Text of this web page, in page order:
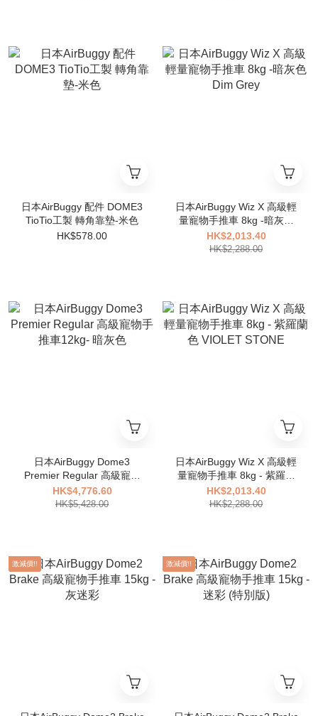
日本AirBuggy 配件 DOME3
TioTio工製 轉角靠墊-米色
HK$578.00
日本AirBuggy Wiz X 高級輕
量寵物手推車 8kg -暗灰色
Dim Grey
HK$2,013.40
HK$2,288.00
日本AirBuggy Dome3
Premier Regular 高級寵物
手推車12kg- 暗灰色
HK$4,776.60
HK$5,428.00
日本AirBuggy Wiz X 高級輕
量寵物手推車 8kg - 紫羅蘭
色 VIOLET STONE
HK$2,013.40
HK$2,288.00
激減價!! 激減價!!